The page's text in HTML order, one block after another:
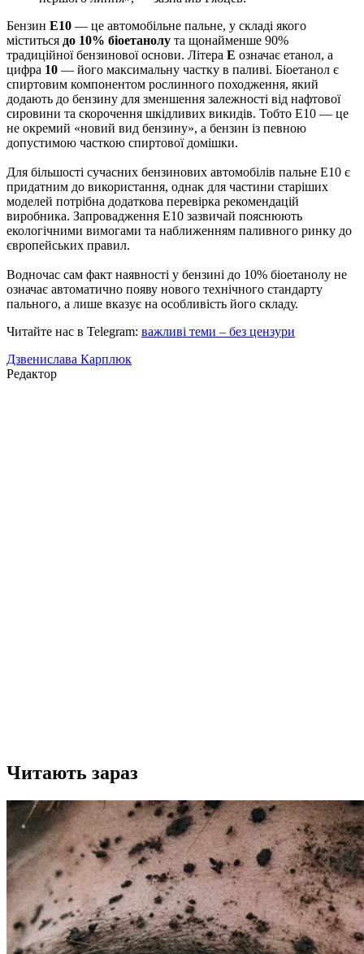
Бензин Е10 — це автомобільне пальне, у складі якого
міститься до 10% біоетанолу та щонайменше 90%
традиційної бензинової основи. Літера E означає етанол, а
цифра 10 — його максимальну частку в паливі. Біоетанол є
спиртовим компонентом рослинного походження, який
додають до бензину для зменшення залежності від нафтової
сировини та скорочення шкідливих викидів. Тобто Е10 — це
не окремий «новий вид бензину», а бензин із певною
допустимою часткою спиртової домішки.
Для більшості сучасних бензинових автомобілів пальне Е10 є
придатним до використання, однак для частини старіших
моделей потрібна додаткова перевірка рекомендацій
виробника. Запровадження Е10 зазвичай пояснюють
екологічними вимогами та наближенням паливного ринку до
європейських правил.
Водночас сам факт наявності у бензині до 10% біоетанолу не
означає автоматично появу нового технічного стандарту
пального, а лише вказує на особливість його складу.
Читайте нас в Telegram: важливі теми – без цензури
Дзвенислава Карплюк
Редактор
Читають зараз